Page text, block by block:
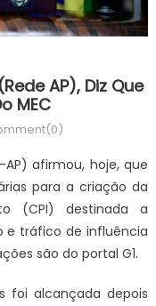
AP), Diz Que
MEC
AP) afirmou, hoje, que
para a criação da
(CPI) destinada a
e tráfico de influência
são do portal G1.
foi alcançada depois